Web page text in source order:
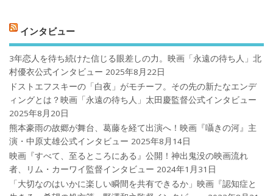
インタビュー
3年恋人を待ち続けた信じる眼差しの力。映画「永遠の待ち人」北
村優衣公式インタビュー 2025年8月22日
ドストエフスキーの「白夜」がモチーフ。その先の新たなエンデ
ィングとは？映画「永遠の待ち人」太田慶監督公式インタビュー
2025年8月20日
熊本豪雨の故郷が舞台、葛藤を経て出演へ！映画『囁きの河』主
演・中原丈雄公式インタビュー 2025年8月14日
映画『すべて、至るところにある』公開！神出鬼没の映画流れ
者、リム・カーワイ監督インタビュー 2024年1月31日
「大切なのはいかに楽しい瞬間を共有できるか」映画『認知症と